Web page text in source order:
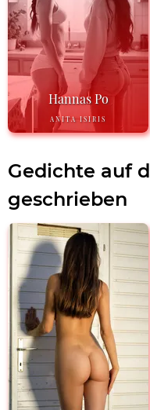
Hannas Po
ANITA ISIRIS
Gedichte auf
geschrieben